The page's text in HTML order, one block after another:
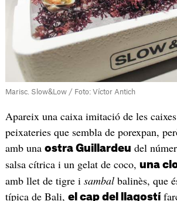
Marisc. Slow&Low / Foto: Víctor Antich
Apareix una caixa imitació de les
peixateries que sembla de porexpan,
amb una ostra Guillardeu del
salsa cítrica i un gelat de coco, una
amb llet de tigre i sambal balinès, que
típica de Bali, el cap del llagostí